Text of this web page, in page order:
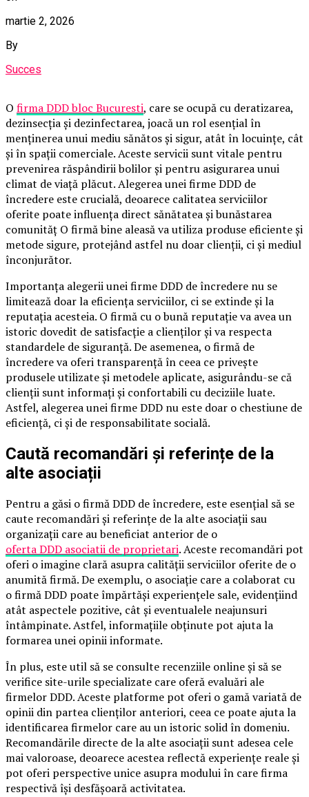
martie 2, 2026
By
Succes
O firma DDD bloc Bucuresti, care se ocupă cu deratizarea,
dezinsecția și dezinfectarea, joacă un rol esențial în
menținerea unui mediu sănătos și sigur, atât în locuințe, cât
și în spații comerciale. Aceste servicii sunt vitale pentru
prevenirea răspândirii bolilor și pentru asigurarea unui
climat de viață plăcut. Alegerea unei firme DDD de
încredere este crucială, deoarece calitatea serviciilor
oferite poate influența direct sănătatea și bunăstarea
comunităț O firmă bine aleasă va utiliza produse eficiente și
metode sigure, protejând astfel nu doar clienții, ci și mediul
înconjurător.
Importanța alegerii unei firme DDD de încredere nu se
limitează doar la eficiența serviciilor, ci se extinde și la
reputația acesteia. O firmă cu o bună reputație va avea un
istoric dovedit de satisfacție a clienților și va respecta
standardele de siguranță. De asemenea, o firmă de
încredere va oferi transparență în ceea ce privește
produsele utilizate și metodele aplicate, asigurându-se că
clienții sunt informați și confortabili cu deciziile luate.
Astfel, alegerea unei firme DDD nu este doar o chestiune de
eficiență, ci și de responsabilitate socială.
Caută recomandări și referințe de la
alte asociații
Pentru a găsi o firmă DDD de încredere, este esențial să se
caute recomandări și referințe de la alte asociații sau
organizații care au beneficiat anterior de o
oferta DDD asociatii de proprietari. Aceste recomandări pot
oferi o imagine clară asupra calității serviciilor oferite de o
anumită firmă. De exemplu, o asociație care a colaborat cu
o firmă DDD poate împărtăși experiențele sale, evidențiind
atât aspectele pozitive, cât și eventualele neajunsuri
întâmpinate. Astfel, informațiile obținute pot ajuta la
formarea unei opinii informate.
În plus, este util să se consulte recenziile online și să se
verifice site-urile specializate care oferă evaluări ale
firmelor DDD. Aceste platforme pot oferi o gamă variată de
opinii din partea clienților anteriori, ceea ce poate ajuta la
identificarea firmelor care au un istoric solid în domeniu.
Recomandările directe de la alte asociații sunt adesea cele
mai valoroase, deoarece acestea reflectă experiențe reale și
pot oferi perspective unice asupra modului în care firma
respectivă își desfășoară activitatea.